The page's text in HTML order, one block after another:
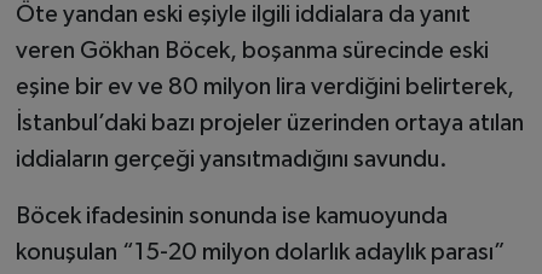
Öte yandan eski eşiyle ilgili iddialara da yanıt
veren Gökhan Böcek, boşanma sürecinde eski
eşine bir ev ve 80 milyon lira verdiğini belirterek,
İstanbul’daki bazı projeler üzerinden ortaya atılan
iddiaların gerçeği yansıtmadığını savundu.
Böcek ifadesinin sonunda ise kamuoyunda
konuşulan “15-20 milyon dolarlık adaylık parası”